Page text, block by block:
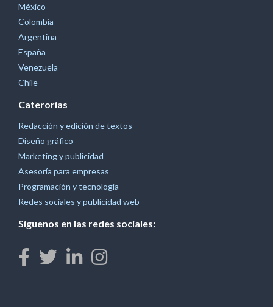
México
Colombia
Argentina
España
Venezuela
Chile
Caterorías
Redacción y edición de textos
Diseño gráfico
Marketing y publicidad
Asesoría para empresas
Programación y tecnología
Redes sociales y publicidad web
Síguenos en las redes sociales: